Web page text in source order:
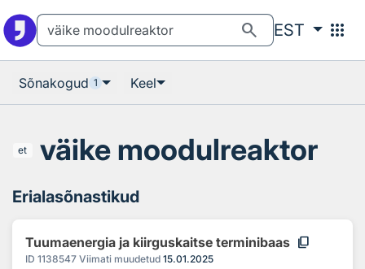
search EST apps
Sõnakogud 1 Keel
et väike moodulreaktor
Erialasõnastikud
Tuumaenergia ja kiirguskaitse terminibaas content_copy
ID 1138547 Viimati muudetud 15.01.2025